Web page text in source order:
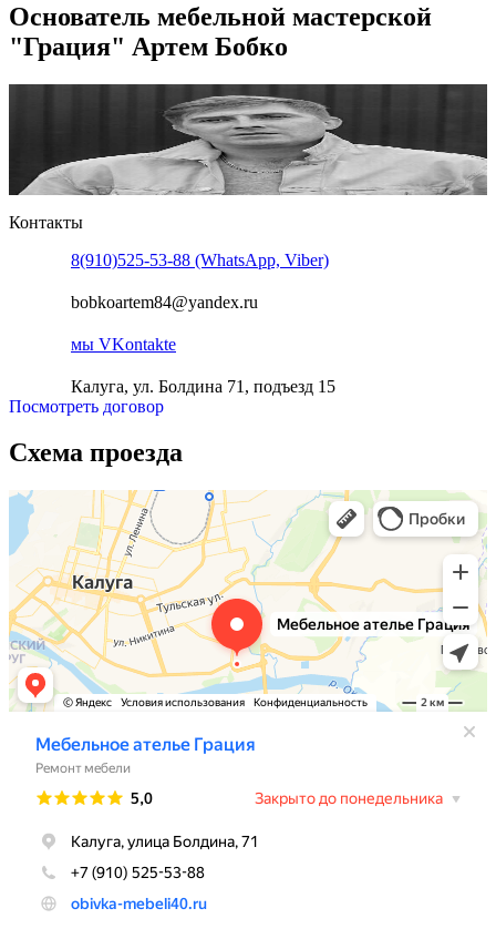
Основатель мебельной мастерской
"Грация" Артем Бобко
Контакты
8(910)525-53-88 (WhatsApp, Viber)
bobkoartem84@yandex.ru
мы VKontakte
Калуга, ул. Болдина 71, подъезд 15
Посмотреть договор
Схема проезда